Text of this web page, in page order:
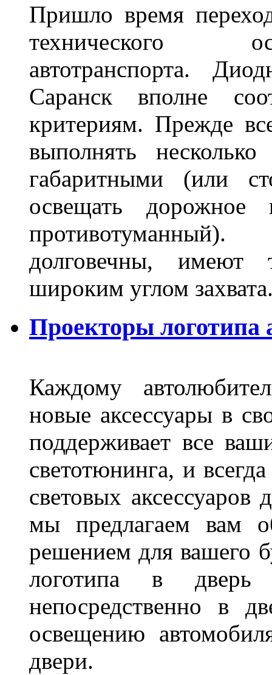
Пришло время
технического
автотранспорта.
Саранск вполне
критериям. Прежде
выполнять
габаритными (или
освещать
долговечны, имеют
широким углом
Проекторы логотипа
Каждому
новые аксессуары в
поддерживает все
светотюнинга, и
световых
мы предлагаем вам
решением для вашего
логотипа в дверь
непосредственно в
освещению
двери.